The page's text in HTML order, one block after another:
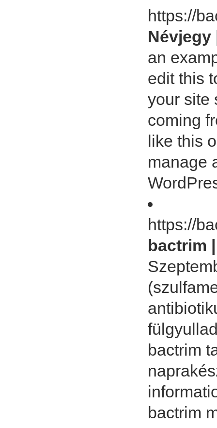
https://
an
edit this
your site
coming
like this
manage
https://
bactrim
bactrim
bactrim